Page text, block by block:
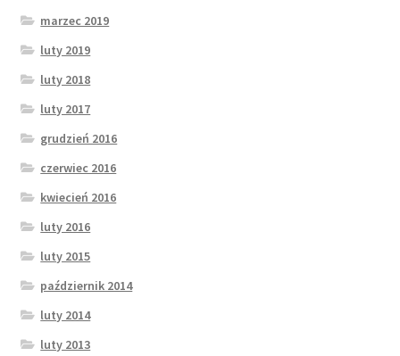
marzec 2019
luty 2019
luty 2018
luty 2017
grudzień 2016
czerwiec 2016
kwiecień 2016
luty 2016
luty 2015
październik 2014
luty 2014
luty 2013